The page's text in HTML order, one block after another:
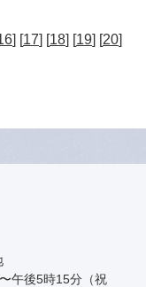
] [17] [18] [19] [20]
午後5時15分（祝